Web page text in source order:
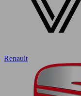
Renault